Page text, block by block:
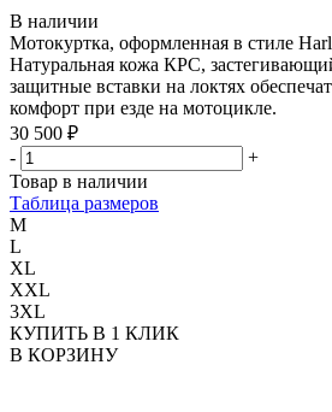
В наличии
Мотокуртка, оформленная в стиле
Натуральная кожа КРС,
защитные вставки на локтях
комфорт при езде на мотоцикле.
30 500 ₽
-
+
Товар в наличии
Таблица размеров
M
L
XL
XXL
3XL
КУПИТЬ В 1 КЛИК
В КОРЗИНУ